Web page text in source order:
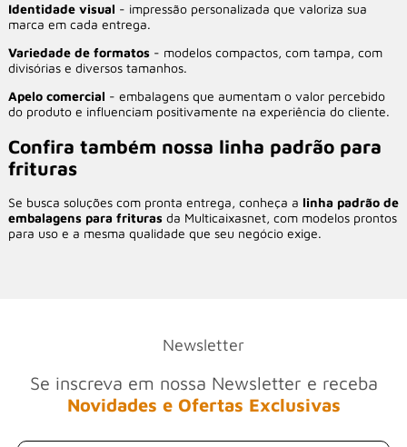
Identidade visual - impressão personalizada que valoriza sua
marca em cada entrega.
Variedade de formatos- modelos compactos, com tampa, com
divisórias e diversos tamanhos.
Apelo comercial - embalagens que aumentam o valor percebido
do produto e influenciam positivamente na experiência do cliente.
Confira também nossa linha padrão para
frituras
Se busca soluções com pronta entrega, conheça a linha padrão de
embalagens para friturasda Multicaixasnet, com modelos prontos
para uso e a mesma qualidade que seu negócio exige.
Newsletter
Se inscreva em nossa Newsletter e receba
Novidades e Ofertas Exclusivas